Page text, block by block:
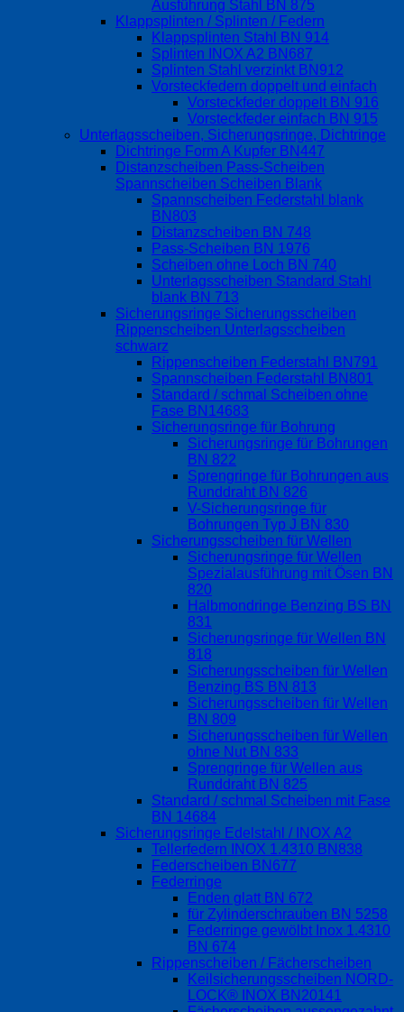
Ausführung Stahl BN 875
Klappsplinten / Splinten / Federn
Klappsplinten Stahl BN 914
Splinten INOX A2 BN687
Splinten Stahl verzinkt BN912
Vorsteckfedern doppelt und einfach
Vorsteckfeder doppelt BN 916
Vorsteckfeder einfach BN 915
Unterlagsscheiben, Sicherungsringe, Dichtringe
Dichtringe Form A Kupfer BN447
Distanzscheiben Pass-Scheiben
Spannscheiben Scheiben Blank
Spannscheiben Federstahl blank
BN803
Distanzscheiben BN 748
Pass-Scheiben BN 1976
Scheiben ohne Loch BN 740
Unterlagsscheiben Standard Stahl
blank BN 713
Sicherungsringe Sicherungsscheiben
Rippenscheiben Unterlagsscheiben
schwarz
Rippenscheiben Federstahl BN791
Spannscheiben Federstahl BN801
Standard / schmal Scheiben ohne
Fase BN14683
Sicherungsringe für Bohrung
Sicherungsringe für Bohrungen
BN 822
Sprengringe für Bohrungen aus
Runddraht BN 826
V-Sicherungsringe für
Bohrungen Typ J BN 830
Sicherungsscheiben für Wellen
Sicherungsringe für Wellen
Spezialausführung mit Ösen BN
820
Halbmondringe Benzing BS BN
831
Sicherungsringe für Wellen BN
818
Sicherungsscheiben für Wellen
Benzing BS BN 813
Sicherungsscheiben für Wellen
BN 809
Sicherungsscheiben für Wellen
ohne Nut BN 833
Sprengringe für Wellen aus
Runddraht BN 825
Standard / schmal Scheiben mit Fase
BN 14684
Sicherungsringe Edelstahl / INOX A2
Tellerfedern INOX 1.4310 BN838
Federscheiben BN677
Federringe
Enden glatt BN 672
für Zylinderschrauben BN 5258
Federringe gewölbt Inox 1.4310
BN 674
Rippenscheiben / Fächerscheiben
Keilsicherungsscheiben NORD-
LOCK® INOX BN20141